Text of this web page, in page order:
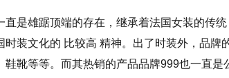
直是雄踞顶端的存在，继承着法国女装的传
时装文化的 比较高 精神。出了时装外，品牌
靴等等。而其热销的产品品牌999也一直是